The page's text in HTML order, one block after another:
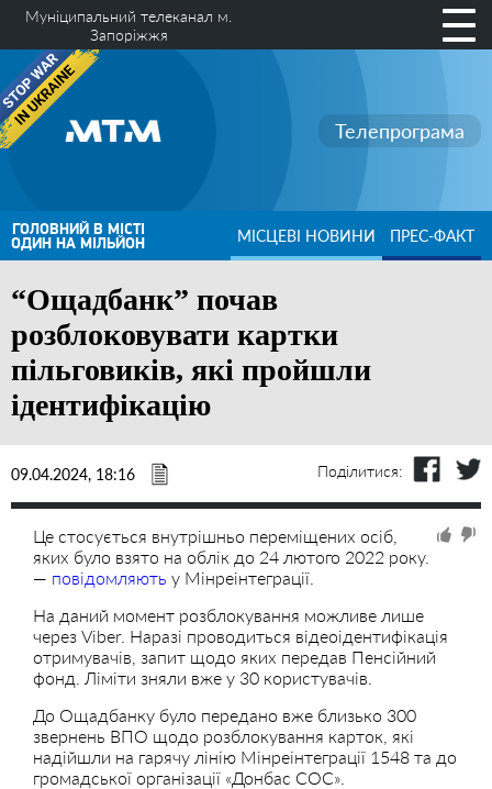
Муніципальний телеканал м.
Запоріжжя
Телепрограма
ГОЛОВНИЙ В МІСТІ
ОДИН НА МІЛЬЙОН МІСЦЕВІ НОВИНИ ПРЕС-ФАКТ
“Ощадбанк” почав
розблоковувати картки
пільговиків, які пройшли
ідентифікацію
09.04.2024, 18:16 Поділитися:
Це стосується внутрішньо переміщених осіб,
яких було взято на облік до 24 лютого 2022 року.
— повідомляють у Мінреінтеграції.
На даний момент розблокування можливе лише
через Viber. Наразі проводиться відеоідентифікація
отримувачів, запит щодо яких передав Пенсійний
фонд. Ліміти зняли вже у 30 користувачів.
До Ощадбанку було передано вже близько 300
звернень ВПО щодо розблокування карток, які
надійшли на гарячу лінію Мінреінтеграції 1548 та до
громадської організації «Донбас СОС».